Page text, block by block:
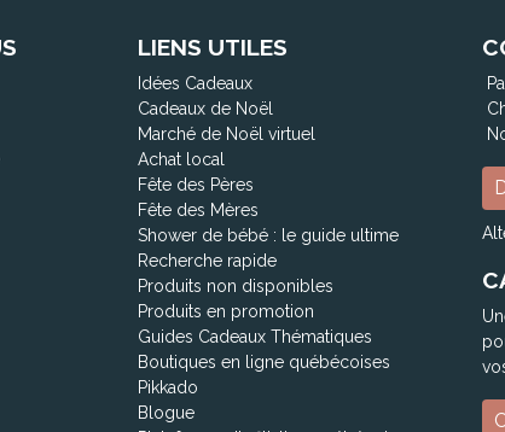
LIENS UTILES
Idées Cadeaux
Cadeaux de Noël
Marché de Noël virtuel
Achat local
Fête des Pères
Fête des Mères
Shower de bébé : le guide ultime
Recherche rapide
Produits non disponibles
Produits en promotion
Guides Cadeaux Thématiques
Boutiques en ligne québécoises
Pikkado
Blogue